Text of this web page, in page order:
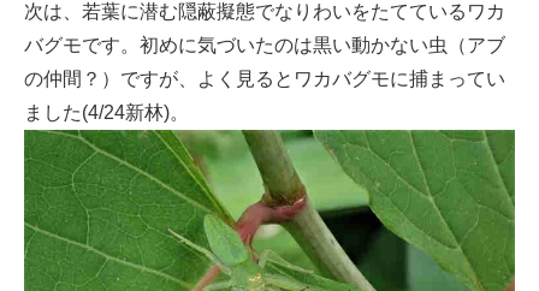
次は、若葉に潜む隠蔽擬態でなりわいをたてているワカ
バグモです。初めに気づいたのは黒い動かない虫（アブ
の仲間？）ですが、よく見るとワカバグモに捕まってい
ました(4/24新林)。